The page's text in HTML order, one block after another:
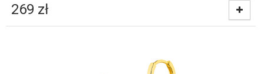
269 zł